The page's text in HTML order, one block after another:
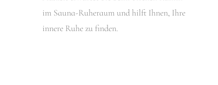
im Sauna-Ruheraum und hilft Ihnen, Ihre
innere Ruhe zu finden.